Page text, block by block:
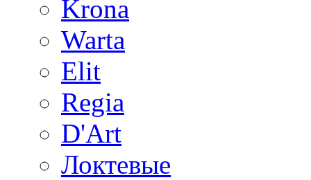
Krona
Warta
Elit
Regia
D'Art
Локтевые